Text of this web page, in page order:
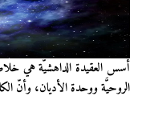
أُسس العقيدة الداهشيّة هي
الروحيَّة ووحدة الأديان، وأنّ